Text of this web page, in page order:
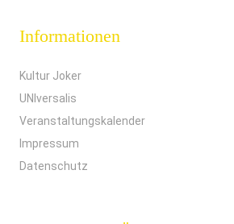
Informationen
Kultur Joker
UNIversalis
Veranstaltungskalender
Impressum
Datenschutz